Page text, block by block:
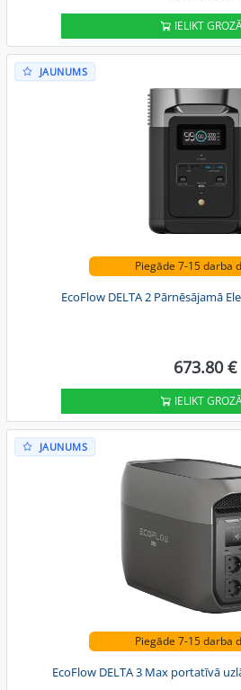
IELIKT
JAUNUMS
Piegāde 7-15 darba
EcoFlow DELTA 2 Pārnēsājamā
673.80 €
IELIKT
JAUNUMS
Piegāde 7-15 darba
EcoFlow DELTA 3 Max portatīvā